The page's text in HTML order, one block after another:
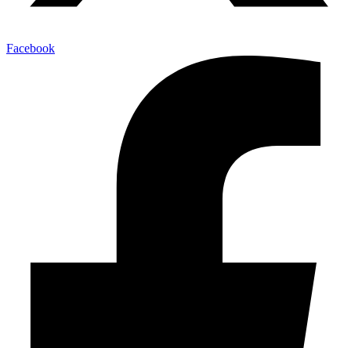
Facebook